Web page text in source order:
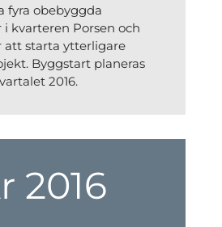
fyra obebyggda
kvarteren Porsen och
att starta ytterligare
Byggstart planeras
2016.
2016